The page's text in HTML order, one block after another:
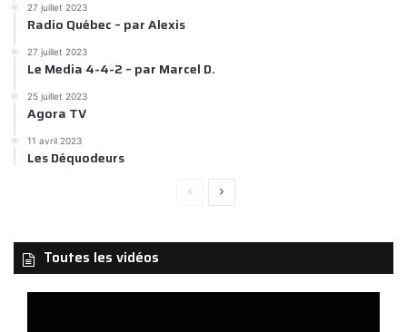
27 juillet 2023
Radio Québec – par Alexis
27 juillet 2023
Le Media 4-4-2 – par Marcel D.
25 juillet 2023
Agora TV
11 avril 2023
Les Déquodeurs
Page
Page
Toutes les vidéos